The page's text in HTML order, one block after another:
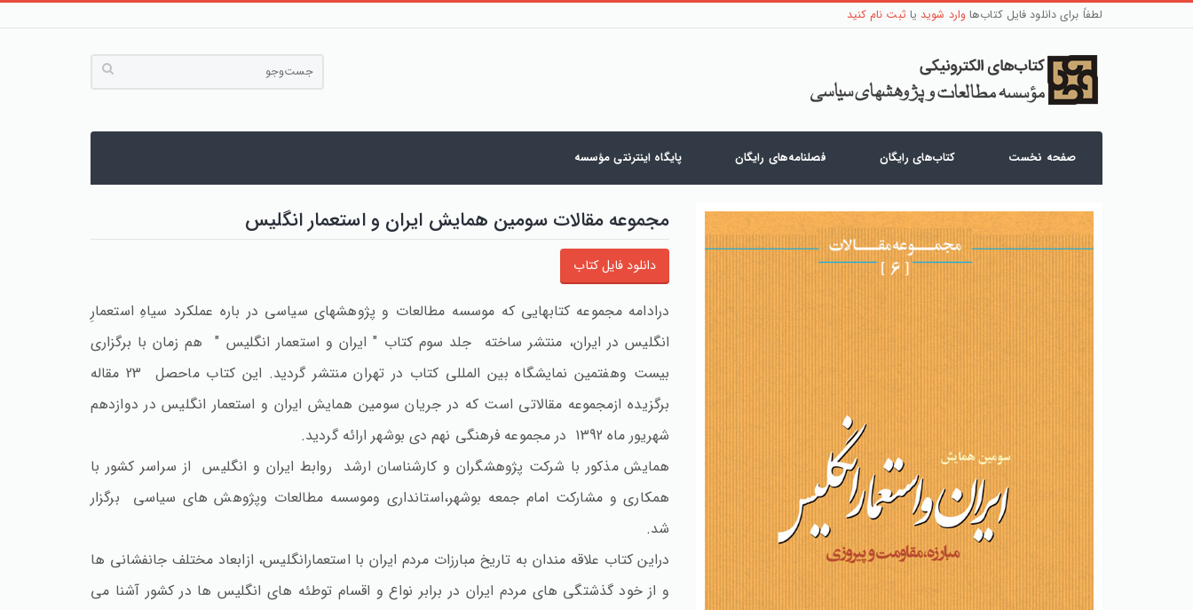
لطفاً برای دانلود فایل کتاب‌ها وارد شوید یا ثبت نام کنید
صفحه نخست کتاب‌های رایگان فصلنامه‌های رایگان پایگاه اینترنتی مؤسسه
مجموعه مقالات سومین همایش ایران و استعمار انگلیس
دانلود فایل کتاب
درادامه مجموعه کتابهایی که موسسه مطالعات و پژوهشهای سیاسی در باره عملکرد سیاهِ استعمارِ
انگلیس در ایران، منتشر ساخته جلد سوم کتاب " ایران و استعمار انگلیس " هم زمان با برگزاری
بیست وهفتمین نمایشگاه بین المللی کتاب در تهران منتشر گردید. این کتاب ماحصل 23 مقاله
برگزیده ازمجموعه مقالاتی است که در جریان سومین همایش ایران و استعمار انگلیس در دوازدهم
شهریور ماه 1392 در مجموعه فرهنگی نهم دی بوشهر ارائه گردید.
همایش مذکور با شرکت پژوهشگران و کارشناسان ارشد روابط ایران و انگلیس از سراسر کشور با
همکاری و مشارکت امام جمعه بوشهر،استانداری وموسسه مطالعات وپژوهش های سیاسی برگزار
شد.
دراین کتاب علاقه مندان به تاریخ مبارزات مردم ایران با استعمارانگلیس، ازابعاد مختلف جانفشانی ها
و از خود گذشتگی های مردم ایران در برابر نواع و اقسام توطئه های انگلیس ها در کشور آشنا می